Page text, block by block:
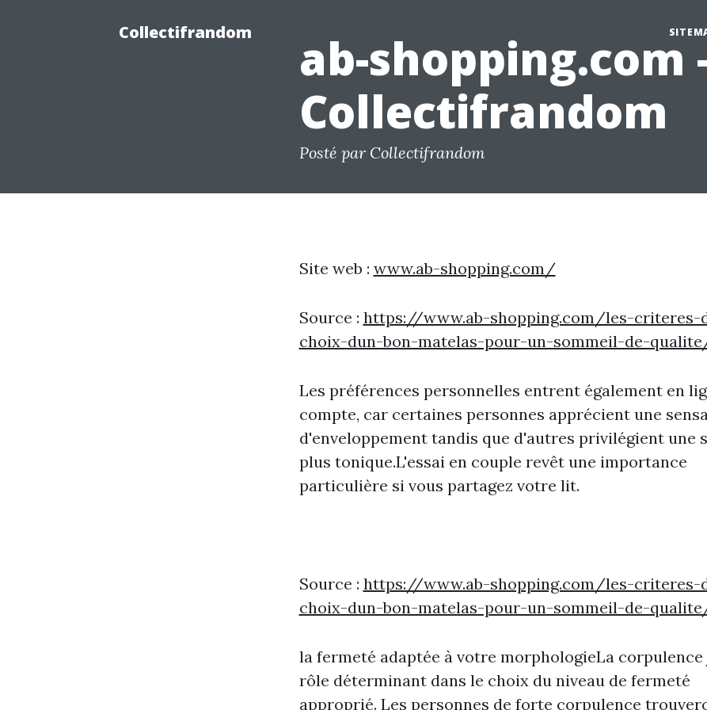
Collectifrandom
ab-shopping.com
Collectifrandom
Posté par Collectifrandom
Site web : www.ab-shopping.com/
Source : https://www.ab-shopping.com/les-criteres-
choix-dun-bon-matelas-pour-un-sommeil-de-
Les préférences personnelles entrent également en
compte, car certaines personnes apprécient une
d'enveloppement tandis que d'autres privilégient une
plus tonique.L'essai en couple revêt une importance
particulière si vous partagez votre lit.
Source : https://www.ab-shopping.com/les-criteres-
choix-dun-bon-matelas-pour-un-sommeil-de-
la fermeté adaptée à votre morphologieLa corpulence
rôle déterminant dans le choix du niveau de fermeté
approprié. Les personnes de forte corpulence